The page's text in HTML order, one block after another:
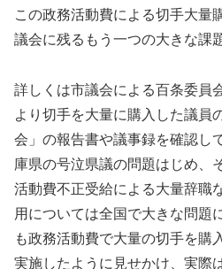
この政務活動費による切手大量
議会に残るもう一つの大きな課
詳しくは市議会による百条委員
より切手を大量に購入した議員
会」の報告書や議事録を確認し
庫県の号泣県議の問題はじめ、
活動費不正受給による大量辞職
用については全国で大きな問題
も政務活動費で大量の切手を購
実施したように見せかけ、実際